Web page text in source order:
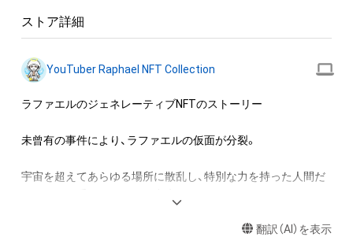
アイテムに関する注意事項
ロゴ等を含みますがこれらに限られません。)にかかる知的財産
権(著作権、特許権、実用新案権、商標権、意匠権その他の知的財
産権(それらの権利を取得し、又はそれらの権利につき登録等を
作権を有する方、著作隣接権の権利者またはその管理委託を受
を保有していたとしても、本アイテムに関する創作物にかかる
・本アイテムの著作権を有する方、著作隣接権の権利者またはそ
の管理委託を受けている者からの事前の同意なしに、上記の「本
ストア詳細
YouTuber Raphael NFT Collection
ラファエルのジェネレーティブNFTのストーリー
未曾有の事件により、ラファエルの仮面が分裂。
宇宙を超えてあらゆる場所に散乱し、特別な力を持った人間だ
装着している人同士で繋がり意思疎通をすることができるそう
翻訳（AI）を表示